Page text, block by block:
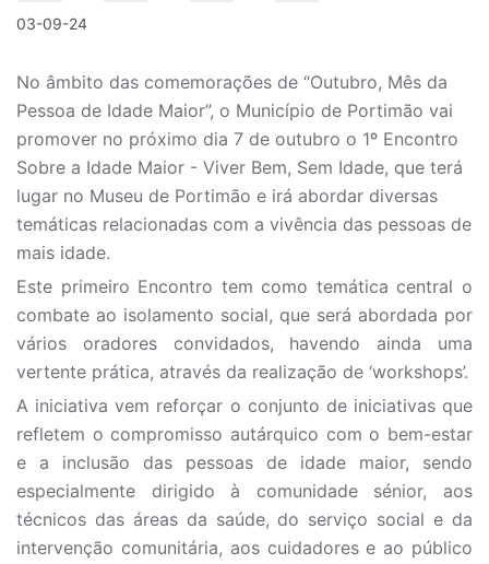
03-09-24
No âmbito das comemorações de “Outubro, Mês da
Pessoa de Idade Maior”, o Município de Portimão vai
promover no próximo dia 7 de outubro o 1º Encontro
Sobre a Idade Maior - Viver Bem, Sem Idade, que terá
lugar no Museu de Portimão e irá abordar diversas
temáticas relacionadas com a vivência das pessoas de
mais idade.
Este primeiro Encontro tem como temática central o
combate ao isolamento social, que será abordada por
vários oradores convidados, havendo ainda uma
vertente prática, através da realização de ‘workshops’.
A iniciativa vem reforçar o conjunto de iniciativas que
refletem o compromisso autárquico com o bem-estar
e a inclusão das pessoas de idade maior, sendo
especialmente dirigido à comunidade sénior, aos
técnicos das áreas da saúde, do serviço social e da
intervenção comunitária, aos cuidadores e ao público